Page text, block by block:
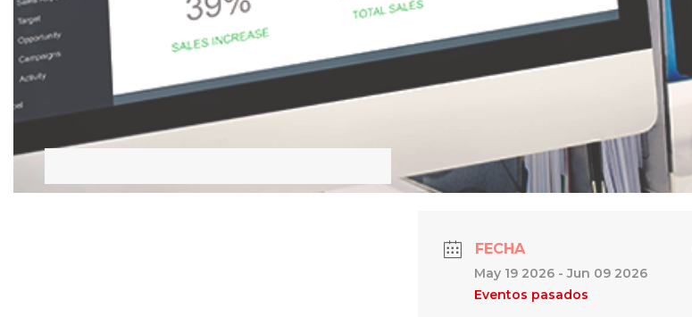
FECHA
May 19 2026 - Jun 09 2026
Eventos pasados